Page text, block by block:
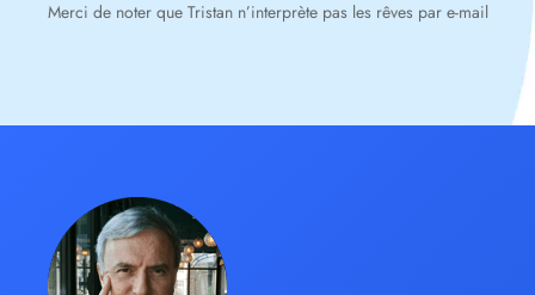
Merci de noter que Tristan n’interprète pas les rêves par e-mail